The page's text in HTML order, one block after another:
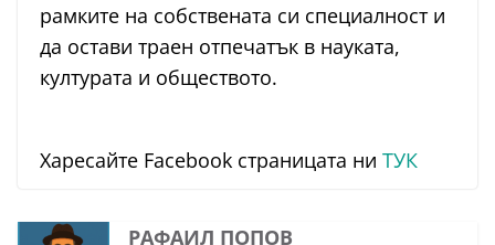
рамките на собствената си специалност и
да остави траен отпечатък в науката,
културата и обществото.
Харесайте Facebook страницата ни ТУК
РАФАИЛ ПОПОВ